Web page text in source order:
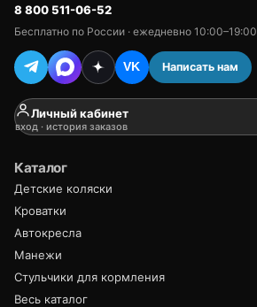
8 800 511-06-52
Бесплатно по России · ежедневно 10:00–19:00
VK Написать нам
Личный кабинет
вход · история заказов
Каталог
Детские коляски
Кроватки
Автокресла
Манежи
Стульчики для кормления
Весь каталог